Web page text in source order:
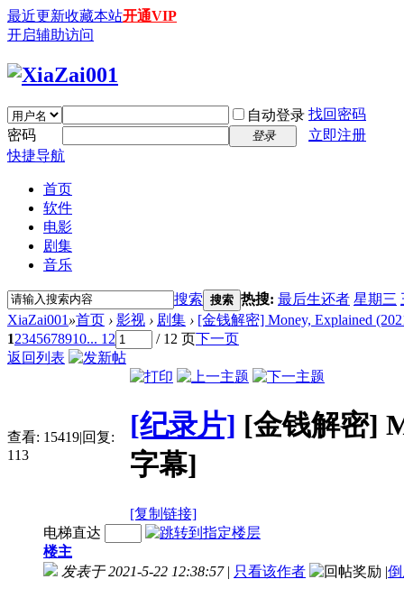
最近更新收藏本站开通VIP
开启辅助访问
自动登录 找回密码
密码
登录
立即注册
快捷导航
首页
软件
电影
剧集
音乐
搜索 搜索 热搜: 最后生还者 星期三
XiaZai001 »首页 › 影视 › 剧集 › [金钱解密] Money, Explained
12345678910... 12 / 12 页下一页
返回列表
查看: 15419|回复:
113
[纪录片] [金钱解密]
字幕]
[复制链接]
电梯直达
楼主
发表于 2021-5-22 12:38:57 | 只看该作者 |